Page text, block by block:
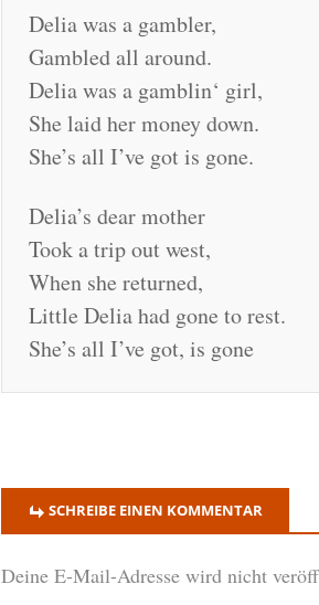
Delia was a gambler,
Gambled all around.
Delia was a gamblin‘ girl,
She laid her money down.
She’s all I’ve got is gone.
Delia’s dear mother
Took a trip out west,
When she returned,
Little Delia had gone to rest.
She’s all I’ve got, is gone
SCHREIBE EINEN KOMMENTAR
Deine E-Mail-Adresse wird nicht